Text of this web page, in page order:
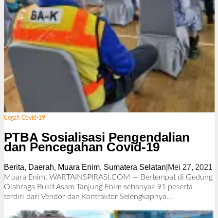
Cegah Covid-19
PTBA Sosialisasi Pengendalian
dan Pencegahan Covid-19
Berita, Daerah, Muara Enim, Sumatera Selatan Mei 27, 2021
l
e
Muara Enim, WARTAINSPIRASI.COM — Bertempat di Gedung
Olahraga Bukit Asam Tanjung Enim sebanyak 91 peserta
terdiri dari Vendor dan Kontraktor Selengkapnya…